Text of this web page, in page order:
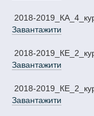
2018-
Завантажити
2018-
Завантажити
2018-
Завантажити